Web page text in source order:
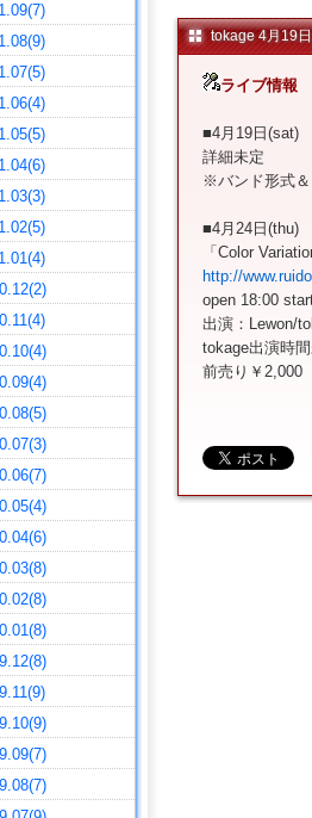
tokage 4月19
ライブ情報
■4月19日(sat)
詳細未定
※バンド形式
■4月24日(thu)
「Color
http://
open 18:00
出演：Lewon/
tokage出演時
前売り￥2,000